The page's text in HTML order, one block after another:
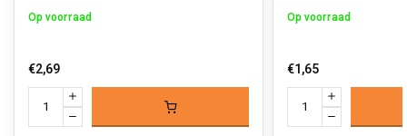
Op voorraad
€2,69
Op voorraad
€1,65